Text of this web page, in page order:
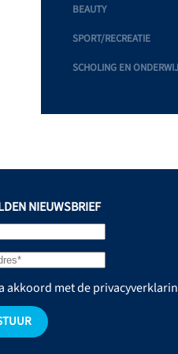
BEAUTY
SPORT/RECREATIE
SCHOLING EN
NIEUWSBRIEF
akkoord met de